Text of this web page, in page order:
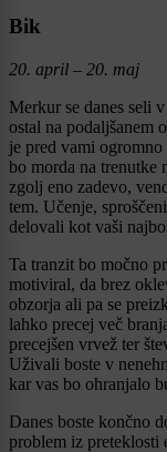
Bik
20. april – 20. maj
Merkur se danes seli
ostal na podaljšanem
je pred vami
bo morda na trenutke
zgolj eno zadevo,
tem. Učenje,
delovali kot vaši
Ta tranzit bo močno
motiviral, da brez
obzorja ali pa se
lahko precej več
precejšen vrvež ter
Uživali boste v
kar vas bo ohranjalo
Danes boste končno
problem iz preteklosti